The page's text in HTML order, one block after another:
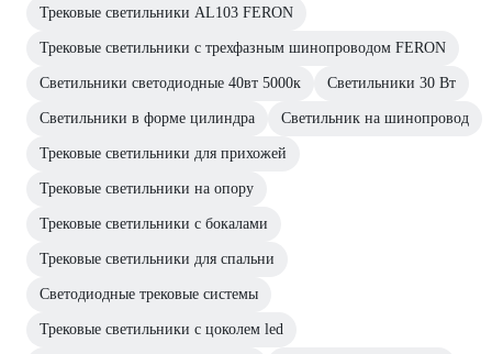
Трековые светильники AL103 FERON
Трековые светильники с трехфазным шинопроводом FERON
Светильники светодиодные 40вт 5000к Светильники 30 Вт
Светильники в форме цилиндра Светильник на шинопровод
Трековые светильники для прихожей
Трековые светильники на опору
Трековые светильники с бокалами
Трековые светильники для спальни
Светодиодные трековые системы
Трековые светильники с цоколем led